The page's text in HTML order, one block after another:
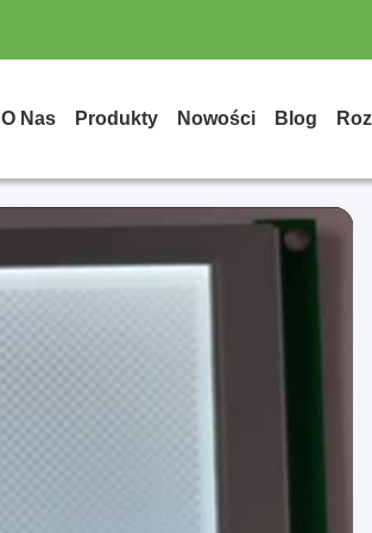
O Nas Produkty Nowości Blog